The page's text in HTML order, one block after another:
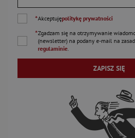
*Akceptujępolitykę prywatności
*Zgadzam się na otrzymywanie
(newsletter) na podany e-mail na
regulaminie.
ZAPISZ SIĘ